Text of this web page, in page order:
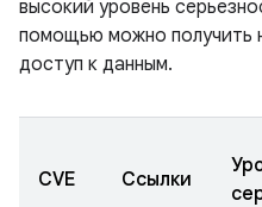
высокий уровень
помощью можно получить
доступ к данным.
CVE Ссылки